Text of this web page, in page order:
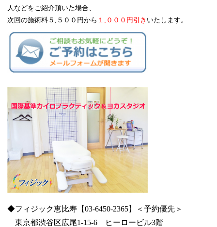
人などをご紹介頂いた場合、
次回の施術料 ５,５００円から １,０００円引き いたします。
◆フィジック恵比寿【03-6450-2365】＜予約優先＞
東京都渋谷区広尾1-15-6 ヒーロービル3階